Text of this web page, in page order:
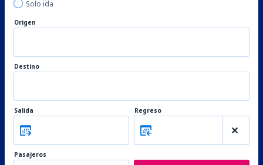
Solo ida
Origen
Destino
Salida Regreso
Pasajeros